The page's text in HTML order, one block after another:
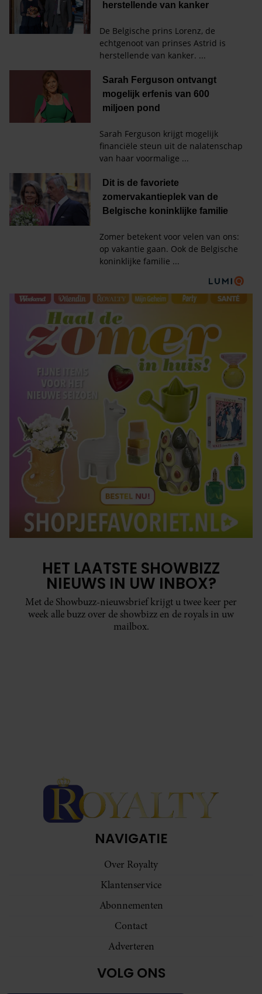
HET LAATSTE SHOWBIZZ
NIEUWS IN UW INBOX?
Met de Showbuzz-nieuwsbrief krijgt u twee keer per
week alle buzz over de showbizz en de royals in uw
mailbox.
NAVIGATIE
Over Royalty
Klantenservice
Abonnementen
Contact
Adverteren
VOLG ONS